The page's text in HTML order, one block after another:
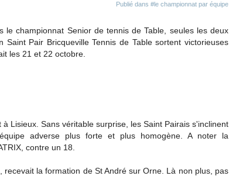
Publié dans #le championnat par équipe
le championnat Senior de tennis de Table, seules les deux
Saint Pair Bricqueville Tennis de Table sortent victorieuses
les 21 et 22 octobre.
Lisieux. Sans véritable surprise, les Saint Pairais s'inclinent
adverse plus forte et plus homogène. A noter la
contre un 18.
recevait la formation de St André sur Orne. Là non plus, pas